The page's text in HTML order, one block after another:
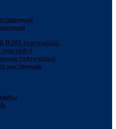
(патч-корд)
(патч-корд)
настенные